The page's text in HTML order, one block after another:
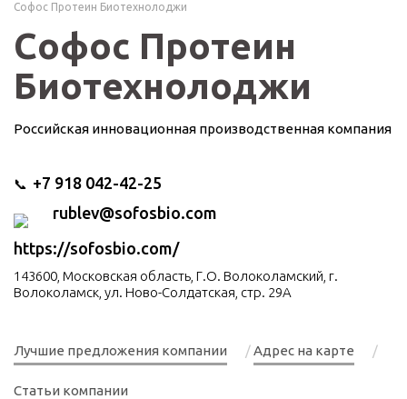
Софос Протеин Биотехнолоджи
Софос Протеин
Биотехнолоджи
Российская инновационная производственная компания
📞 +7 918 042-42-25
rublev@sofosbio.com
https://sofosbio.com/
143600, Московская область, Г.О. Волоколамский, г.
Волоколамск, ул. Ново-Солдатская, стр. 29А
Лучшие предложения компании Адрес на карте
Статьи компании